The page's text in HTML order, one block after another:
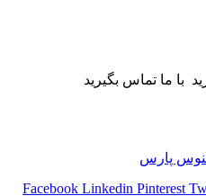
با ما تماس بگیرید
پارس
Facebook Linkedin Pinterest